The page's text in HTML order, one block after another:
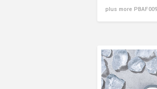
plus more PBAF009